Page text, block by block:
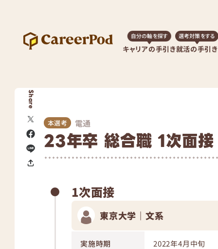
キャリアの手引き
自分の軸を探す
就活の手引き
選考対策をする
Share
本選考 電通
23年卒 総合職 1次面接
1次面接
東京大学｜文系
実施時期 2022年4月中旬